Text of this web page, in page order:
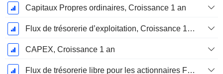
Capitaux Propres ordinaires, Croissance 1 an
Flux de trésorerie d’exploitation, Croissance 1 an
CAPEX, Croissance 1 an
Flux de trésorerie libre pour les actionnaires FCFE, Croissance 1 an